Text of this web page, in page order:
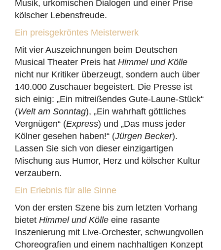
Musik, urkomischen Dialogen und einer Prise
kölscher Lebensfreude.
Ein preisgekröntes Meisterwerk
Mit vier Auszeichnungen beim Deutschen
Musical Theater Preis hat Himmel und Kölle
nicht nur Kritiker überzeugt, sondern auch über
140.000 Zuschauer begeistert. Die Presse ist
sich einig: „Ein mitreißendes Gute-Laune-Stück“
(Welt am Sonntag), „Ein wahrhaft göttliches
Vergnügen“ (Express) und „Das muss jeder
Kölner gesehen haben!“ (Jürgen Becker).
Lassen Sie sich von dieser einzigartigen
Mischung aus Humor, Herz und kölscher Kultur
verzaubern.
Ein Erlebnis für alle Sinne
Von der ersten Szene bis zum letzten Vorhang
bietet Himmel und Kölle eine rasante
Inszenierung mit Live-Orchester, schwungvollen
Choreografien und einem nachhaltigen Konzept